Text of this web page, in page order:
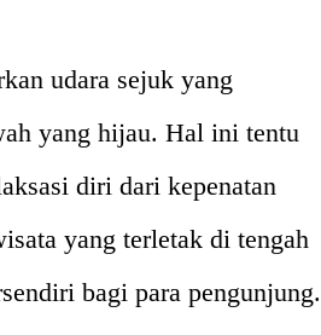
udara sejuk yang
yang hijau. Hal ini tentu
diri dari kepenatan
yang terletak di tengah
bagi para pengunjung.